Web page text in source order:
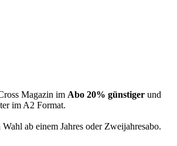
Magazin im Abo 20% günstiger und
im A2 Format.
ab einem Jahres oder Zweijahresabo.